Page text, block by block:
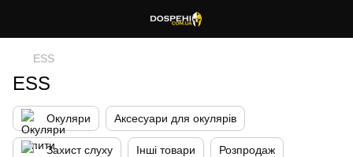
ESS
ESS
Окуляри Аксесуари для окулярів
Захист слуху Інші товари Розпродаж